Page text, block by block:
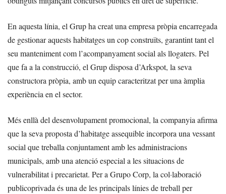
En aquesta línia, el Grup ha creat una empresa pròpia encarregada
de gestionar aquests habitatges un cop construïts, garantint tant el
seu manteniment com l’acompanyament social als llogaters. Pel
que fa a la construcció, el Grup disposa d’Arkspot, la seva
constructora pròpia, amb un equip caracteritzat per una àmplia
experiència en el sector.
Més enllà del desenvolupament promocional, la companyia afirma
que la seva proposta d’habitatge assequible incorpora una vessant
social que treballa conjuntament amb les administracions
municipals, amb una atenció especial a les situacions de
vulnerabilitat i precarietat. Per a Grupo Corp, la col·laboració
publicoprivada és una de les principals línies de treball per